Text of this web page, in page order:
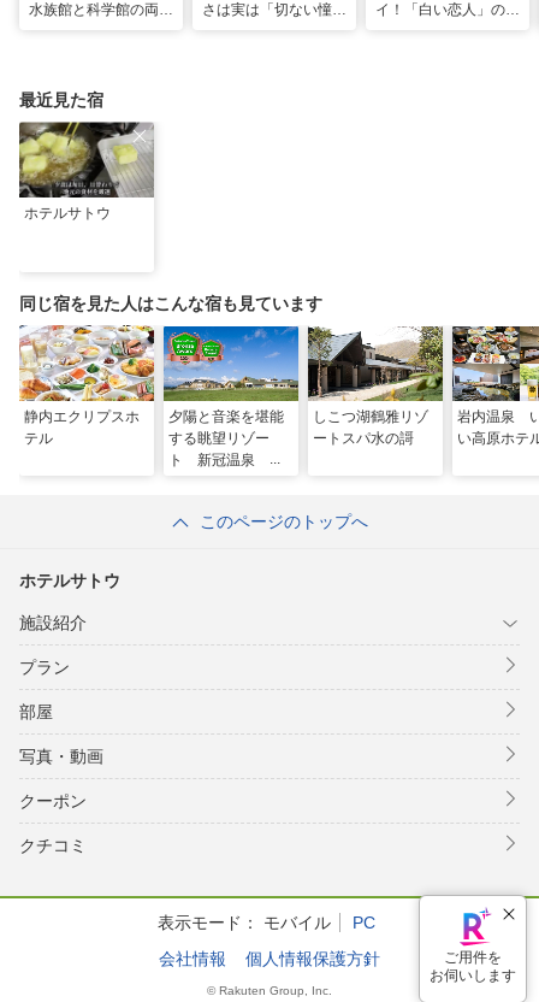
水族館と科学館の両方
さは実は「切ない憧
イ！「白い恋人」の石
最近見た宿
ホテルサトウ
同じ宿を見た人はこんな宿も見ています
静内エクリプスホ
テル
夕陽と音楽を堪能
する眺望リゾー
ト 新冠温泉 ホ
しこつ湖鶴雅リゾ
ートスパ水の謌
岩内温泉
い高原ホテ
このページのトップへ
ホテルサトウ
施設紹介
プラン
部屋
写真・動画
クーポン
クチコミ
表示モード： モバイル
PC
会社情報
個人情報保護方針
© Rakuten Group, Inc.